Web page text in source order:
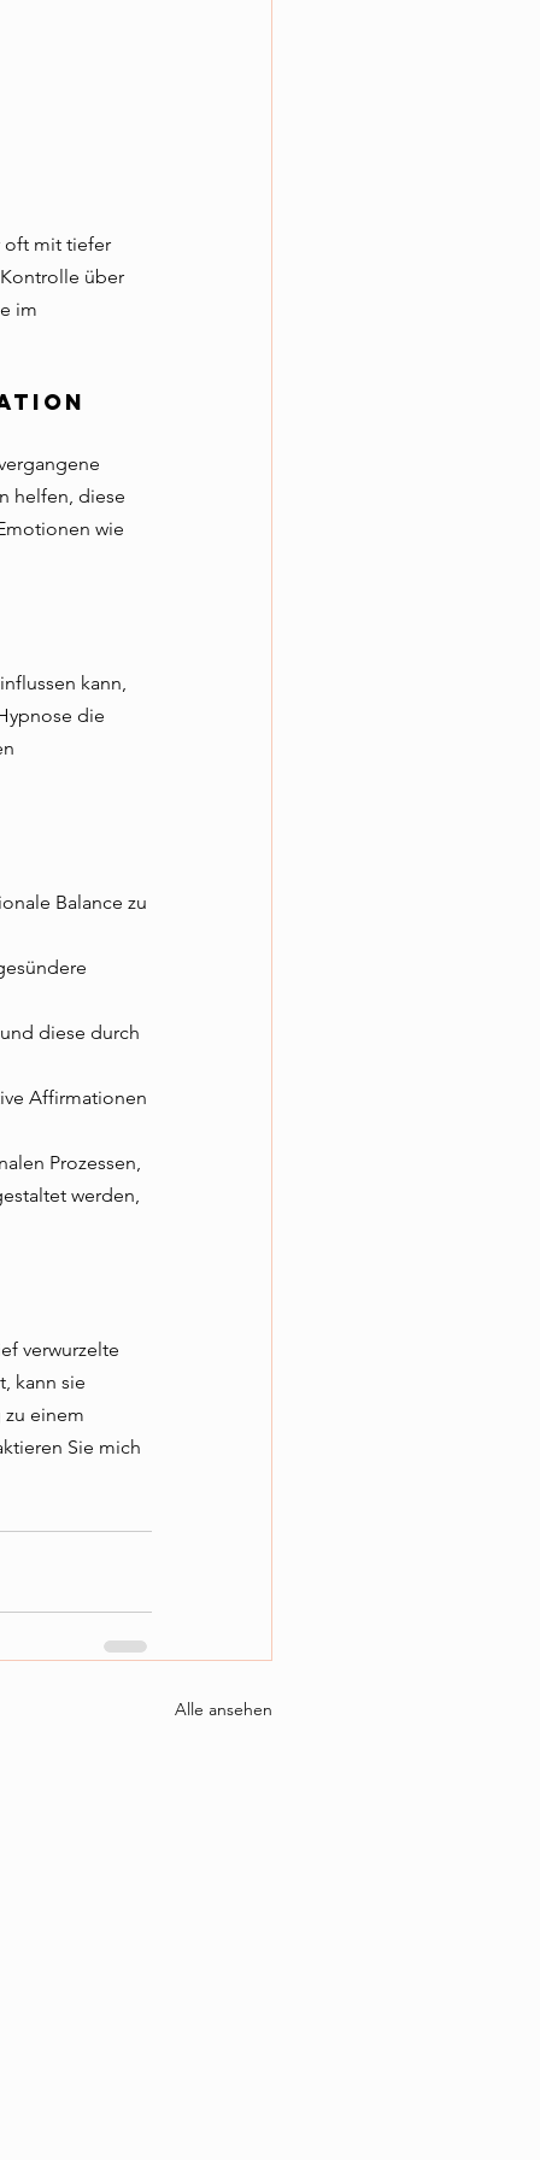
oft mit tiefer
über
im
helfen, diese
wie
kann,
die
Balance zu
diese durch
Affirmationen
Prozessen,
werden,
verwurzelte
kann sie
einem
Sie mich
Alle ansehen